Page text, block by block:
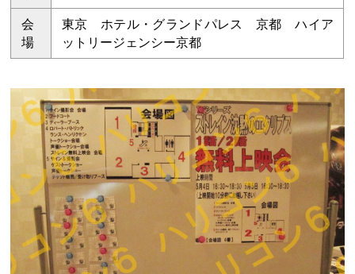
会
場
東京 ホテル・グランドパレス 京都 ハイア
ットリージェンシー京都